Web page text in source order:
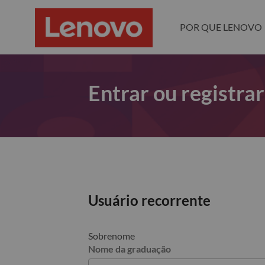
POR QUE LENOVO
Entrar ou
Usuário recorrente
Sobrenome
Nome da graduação